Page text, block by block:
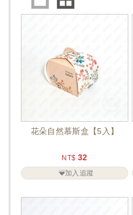
花朵自然慕斯盒【5入】
NT$ 32
加入追蹤